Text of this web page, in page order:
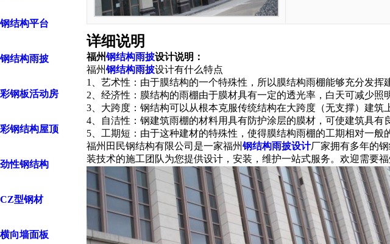
钢结构平台
钢结构雨披
彩钢板活动房
彩钢结构屋顶
劲性钢结构
CZ型钢材
横向墙面板
详细说明
福州钢结构雨披设计说明：
福州钢结构雨披设计有什么特点
1、艺术性：由于膜结构的一个特殊性，所以膜结构雨棚能够充分发挥
2、经济性：膜结构的雨棚由于膜材具有一定的透光率，白天可减少
3、大跨度：钢结构可以从根本克服传统结构在大跨度（无支撑）建
4、自洁性：钢建筑雨棚的材料用具有防护涂层的膜材，可使建筑具有
5、工期短：由于这种建材的特殊性，使得膜结构雨棚的工期相对一般
福州田民钢结构有限公司是一家福州钢结构雨披设计厂家拥有多年的
装技术的施工团队为您提供设计，安装，维护一站式服务。 欢迎需要福